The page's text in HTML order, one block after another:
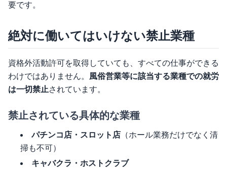
要です。
絶対に働いてはいけない禁止業種
資格外活動許可を取得していても、すべての仕事ができる
わけではありません。 風俗営業等に該当する業種での就労
は一切禁止されています。
禁止されている具体的な業種
パチンコ店・スロット店 （ホール業務だけでなく清
掃も不可）
キャバクラ・ホストクラブ